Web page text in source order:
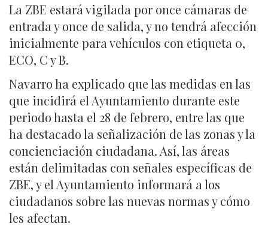
La ZBE estará vigilada por once cámaras de
entrada y once de salida, y no tendrá afección
inicialmente para vehículos con etiqueta 0,
ECO, C y B.
Navarro ha explicado que las medidas en las
que incidirá el Ayuntamiento durante este
periodo hasta el 28 de febrero, entre las que
ha destacado la señalización de las zonas y la
concienciación ciudadana. Así, las áreas
están delimitadas con señales específicas de
ZBE, y el Ayuntamiento informará a los
ciudadanos sobre las nuevas normas y cómo
les afectan.